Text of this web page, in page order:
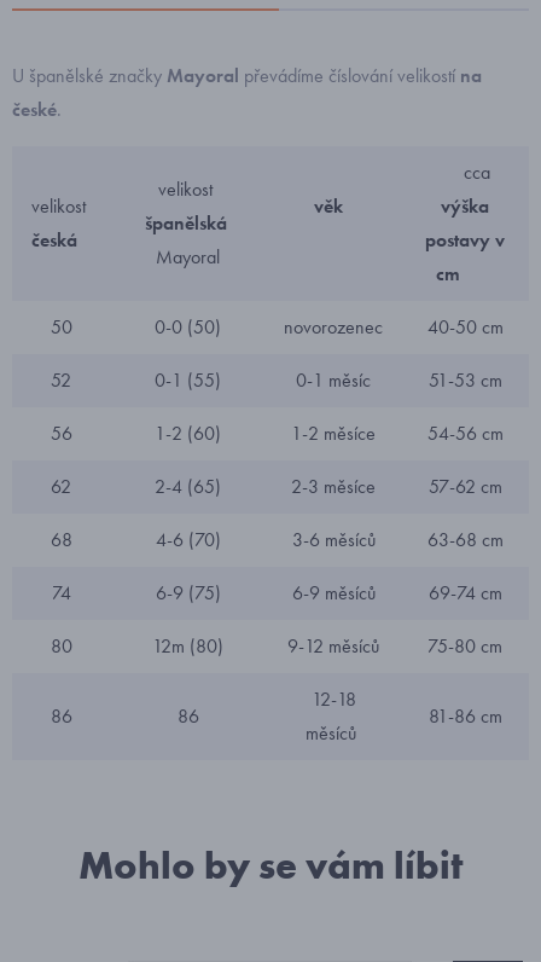
U španělské značky Mayoral převádíme číslování velikostí na
české.
velikost
česká
velikost
španělská
Mayoral
věk
cca
výška
postavy v
cm
50 0-0 (50) novorozenec 40-50 cm
52 0-1 (55) 0-1 měsíc 51-53 cm
56 1-2 (60) 1-2 měsíce 54-56 cm
62 2-4 (65) 2-3 měsíce 57-62 cm
68 4-6 (70) 3-6 měsíců 63-68 cm
74 6-9 (75) 6-9 měsíců 69-74 cm
80 12m (80) 9-12 měsíců 75-80 cm
86 86
12-18
měsíců
81-86 cm
Mohlo by se vám líbit